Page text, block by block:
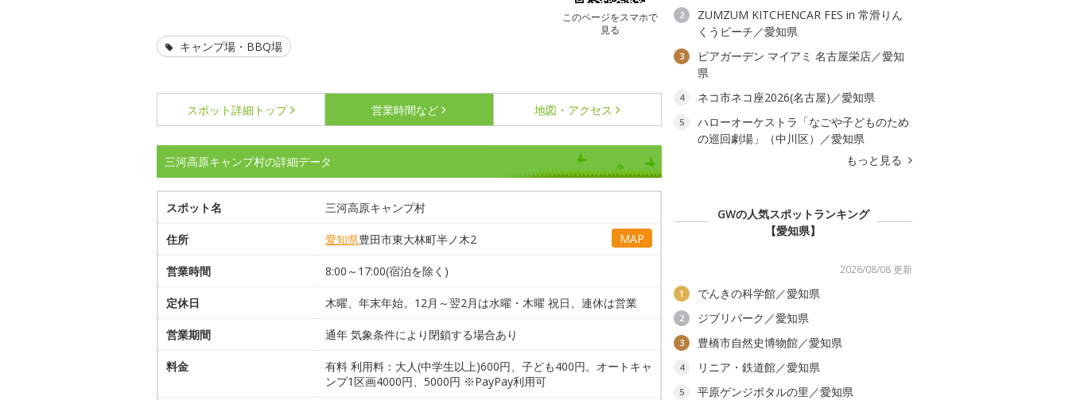
このページをスマホで
見る
キャンプ場・BBQ場
スポット詳細 トップ 営業時間など 地図・アクセス
三河高原キャンプ村の詳細データ
スポット名 三河高原キャンプ村
住所 愛知県豊田市東大林町半ノ木2 MAP
営業時間 8:00～17:00(宿泊を除く)
定休日 木曜、年末年始。12月～翌2月は水曜・木曜 祝日、連休は営業
営業期間 通年 気象条件により閉鎖する場合あり
料金
有料 利用料：大人(中学生以上)600円、子ども400円。オートキャ
ンプ1区画4000円、5000円 ※PayPay利用可
2
ZUMZUM KITCHENCAR FES in 常滑りん
くうビーチ／愛知県
3
ビアガーデン マイアミ 名古屋栄店／愛知
県
4 ネコ市ネコ座2026(名古屋)／愛知県
5
ハローオーケストラ「なごや子どものため
の巡回劇場」（中川区）／愛知県
もっと見る
GWの人気スポットランキング
【愛知県】
2026/08/08 更新
1 でんきの科学館／愛知県
2 ジブリパーク／愛知県
3 豊橋市自然史博物館／愛知県
4 リニア・鉄道館／愛知県
5
平原ゲンジボタルの里／愛知県